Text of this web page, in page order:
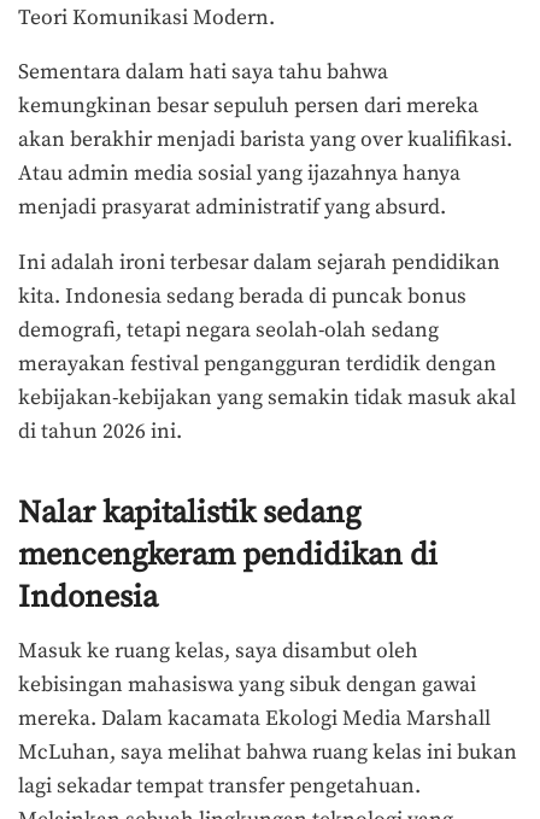
Teori Komunikasi Modern.
Sementara dalam hati saya tahu bahwa
kemungkinan besar sepuluh persen dari mereka
akan berakhir menjadi barista yang over kualifikasi.
Atau admin media sosial yang ijazahnya hanya
menjadi prasyarat administratif yang absurd.
Ini adalah ironi terbesar dalam sejarah pendidikan
kita. Indonesia sedang berada di puncak bonus
demografi, tetapi negara seolah-olah sedang
merayakan festival pengangguran terdidik dengan
kebijakan-kebijakan yang semakin tidak masuk akal
di tahun 2026 ini.
Nalar kapitalistik sedang
mencengkeram pendidikan di
Indonesia
Masuk ke ruang kelas, saya disambut oleh
kebisingan mahasiswa yang sibuk dengan gawai
mereka. Dalam kacamata Ekologi Media Marshall
McLuhan, saya melihat bahwa ruang kelas ini bukan
lagi sekadar tempat transfer pengetahuan.